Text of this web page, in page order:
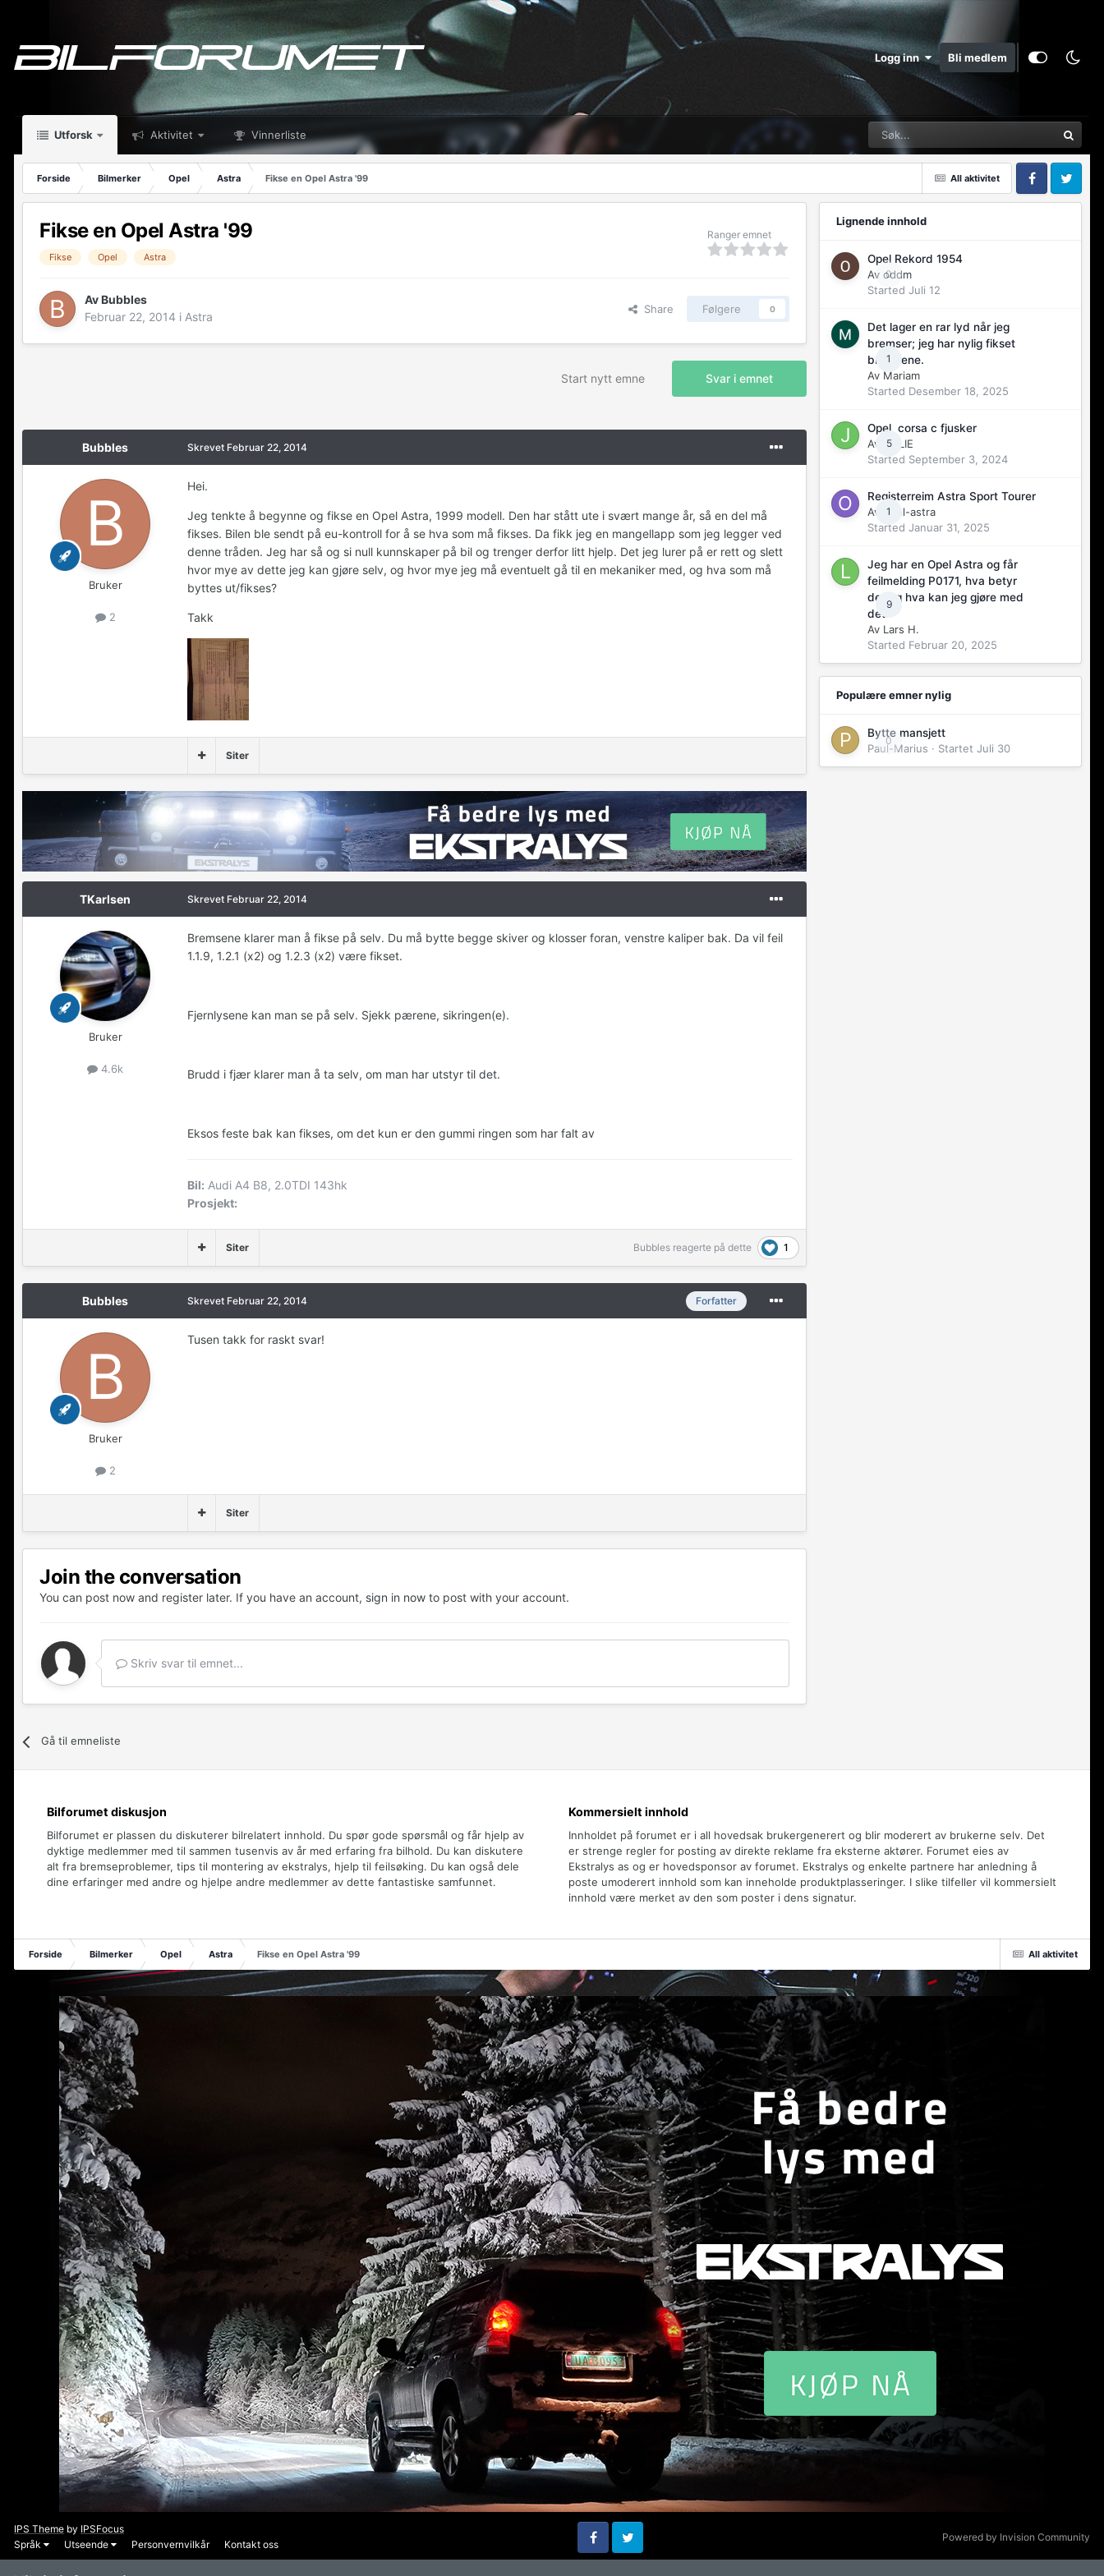
Logg inn Bli medlem
Utforsk Aktivitet Vinnerliste
All aktivitet
Forside Bilmerker Opel Astra
Fikse en Opel Astra '99
FacebookTwitter
Fikse en Opel Astra '99
Fikse Opel Astra
Ranger emnet
AvBubbles
Februar 22, 2014 i Astra
Share Følgere 0
Svar i emnet
Start nytt emne
Bubbles
Bruker
2
Skrevet Februar 22, 2014
Hei.
Jeg tenkte å begynne og fikse en Opel Astra, 1999 modell. Den har stått ute i svært mange år, så en del må
fikses. Bilen ble sendt på eu-kontroll for å se hva som må fikses. Da fikk jeg en mangellapp som jeg legger ved
denne tråden. Jeg har så og si null kunnskaper på bil og trenger derfor litt hjelp. Det jeg lurer på er rett og slett
hvor mye av dette jeg kan gjøre selv, og hvor mye jeg må eventuelt gå til en mekaniker med, og hva som må
byttes ut/fikses?
Takk
Siter
TKarlsen
Bruker
4.6k
Skrevet Februar 22, 2014
Bremsene klarer man å fikse på selv. Du må bytte begge skiver og klosser foran, venstre kaliper bak. Da vil feil
1.1.9, 1.2.1 (x2) og 1.2.3 (x2) være fikset.
Fjernlysene kan man se på selv. Sjekk pærene, sikringen(e).
Brudd i fjær klarer man å ta selv, om man har utstyr til det.
Eksos feste bak kan fikses, om det kun er den gummi ringen som har falt av
Bubbles reagerte på dette 1
Siter
Bil: Audi A4 B8, 2.0TDI 143hk
Prosjekt:
Bubbles
Bruker
2
Forfatter
Skrevet Februar 22, 2014
Tusen takk for raskt svar!
Siter
Join the conversation
You can post now and register later. If you have an account, sign in now to post with your account.
Skriv svar til emnet...
Gå til emneliste
Lignende innhold
0
Opel Rekord 1954
Av oddm
Started Juli 12
1
Det lager en rar lyd når jeg
bremser; jeg har nylig fikset
bremsene.
Av Mariam
Started Desember 18, 2025
5
Opel corsa c fjusker
Av
JMLIE
Started September 3, 2024
1
Registerreim Astra Sport Tourer
Av
opel-astra
Started Januar 31, 2025
9
Jeg har en Opel Astra og får
feilmelding P0171, hva betyr
det og hva kan jeg gjøre med
det?
Av Lars H.
Started Februar 20, 2025
Populære emner nylig
0
Bytte mansjett
Paul-Marius · Startet Juli 30
Bilforumet diskusjon
Bilforumet er plassen du diskuterer bilrelatert innhold. Du spør gode spørsmål og får hjelp av
dyktige medlemmer med til sammen tusenvis av år med erfaring fra bilhold. Du kan diskutere
alt fra bremseproblemer, tips til montering av ekstralys, hjelp til feilsøking. Du kan også dele
dine erfaringer med andre og hjelpe andre medlemmer av dette fantastiske samfunnet.
Kommersielt innhold
Innholdet på forumet er i all hovedsak brukergenerert og blir moderert av brukerne selv. Det
er strenge regler for posting av direkte reklame fra eksterne aktører. Forumet eies av
Ekstralys as og er hovedsponsor av forumet. Ekstralys og enkelte partnere har anledning å
poste umoderert innhold som kan inneholde produktplasseringer. I slike tilfeller vil kommersielt
innhold være merket av den som poster i dens signatur.
All aktivitet
Forside Bilmerker Opel Astra Fikse en Opel Astra '99
IPS Theme by IPSFocus
Språk
Utseende Personvernvilkår Kontakt oss
FacebookTwitter
Powered by Invision Community